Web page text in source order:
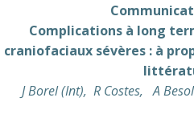
Complications à long
craniofaciaux sévères : à
J Borel (Int), R Costes, A